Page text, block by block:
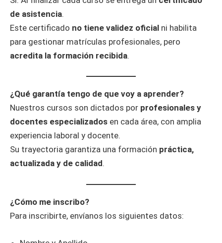
de asistencia.
Este certificado no tiene validez oficial ni habilita
para gestionar matrículas profesionales, pero
acredita la formación recibida.
¿Qué garantía tengo de que voy a aprender?
Nuestros cursos son dictados por profesionales y
docentes especializados en cada área, con amplia
experiencia laboral y docente.
Su trayectoria garantiza una formación práctica,
actualizada y de calidad.
¿Cómo me inscribo?
Para inscribirte, envíanos los siguientes datos: